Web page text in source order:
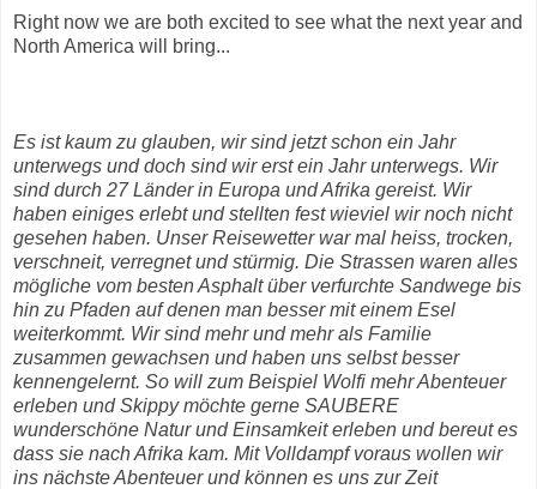
Right now we are both excited to see what the next year and
North America will bring...
Es ist kaum zu glauben, wir sind jetzt schon ein Jahr
unterwegs und doch sind wir erst ein Jahr unterwegs. Wir
sind durch 27 Länder in Europa und Afrika gereist. Wir
haben einiges erlebt und stellten fest wieviel wir noch nicht
gesehen haben. Unser Reisewetter war mal heiss, trocken,
verschneit, verregnet und stürmig. Die Strassen waren alles
mögliche vom besten Asphalt über verfurchte Sandwege bis
hin zu Pfaden auf denen man besser mit einem Esel
weiterkommt. Wir sind mehr und mehr als Familie
zusammen gewachsen und haben uns selbst besser
kennengelernt. So will zum Beispiel Wolfi mehr Abenteuer
erleben und Skippy möchte gerne SAUBERE
wunderschöne Natur und Einsamkeit erleben und bereut es
dass sie nach Afrika kam. Mit Volldampf voraus wollen wir
ins nächste Abenteuer und können es uns zur Zeit